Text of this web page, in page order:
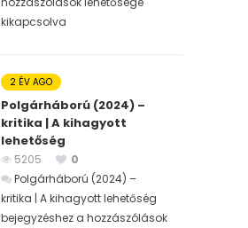
kikapcsolva
2 ÉV AGO
Polgárháború (2024) –
kritika | A kihagyott
lehetőség
5205
0
Polgárháború (2024) –
kritika | A kihagyott lehetőség
bejegyzéshez a hozzászólások